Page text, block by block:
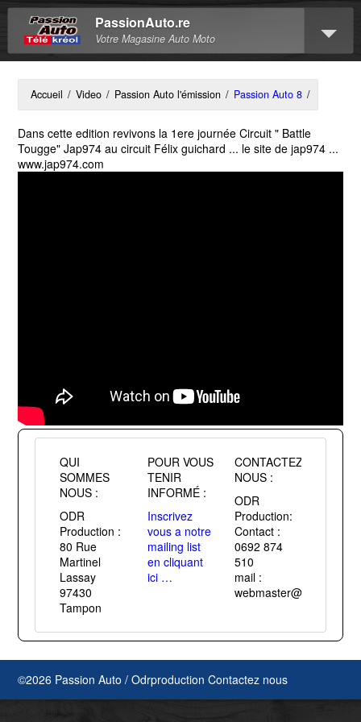
PassionAuto.re
Votre Magasine Auto Moto
Accueil / Video / Passion Auto l'émission / Passion Auto 8 /
Dans cette edition revivons la 1ere journée Circuit " Battle
Tougge" Jap974 au circuit Félix guichard ... le site de jap974 ...
www.jap974.com
QUI
SOMMES
NOUS :
ODR
Production :
80 Rue
Martinel
Lassay
97430
Tampon
CONTACTEZ
NOUS :
ODR
Production:
Contact :
0692 874
510
mail :
POUR VOUS
TENIR
INFORMÉ :
Inscrivez
vous a notre
mailing list
en cliquant
ici …
©2026 Passion Auto / OdrproductionContactez nous